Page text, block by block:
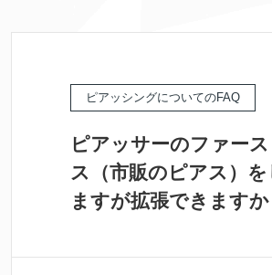
ピアッシングについてのFAQ
ピアッサーのファー
ス（市販のピアス）
ますが拡張できますか